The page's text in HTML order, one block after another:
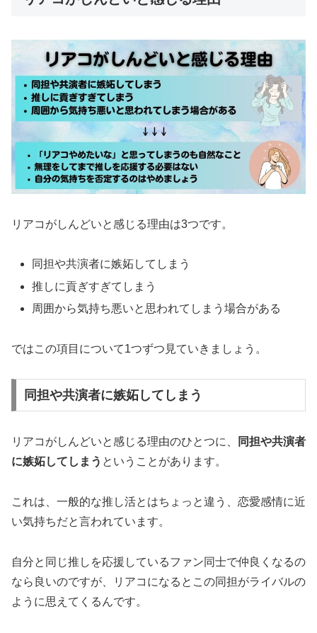
リアコがしんどいと感じる理由は3つです。
同担や共演者に嫉妬してしまう
推しに貢ぎすぎてしまう
周囲から気持ち悪いと思われてしまう場合がある
ではこの項目について1つずつ見ていきましょう。
同担や共演者に嫉妬してしまう
リアコがしんどいと感じる理由のひとつに、
同担や共演者
に嫉妬してしまう ということがあります。
これは、一般的な推し活とはちょっと違う、恋愛感情に近
い気持ちだと言われています。
自分と同じ推しを応援しているファン同士で仲良くなるの
なら良いのですが、リアコになるとこの同担がライバルの
ように思えてくるんです。